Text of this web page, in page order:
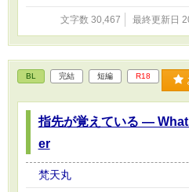
甘え上手な年下
い年上。 不器用
は、恋か、それ
分の距離 — Six
https://youtu.be/
した「交差点に
Crosswalk」
文字数 30,467 最終更新日
BL 完結 短編 R18
指先が覚えている —
er
梵天丸